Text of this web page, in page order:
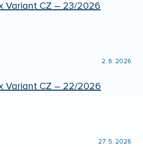
Variant CZ – 23/2026
2. 6. 2026
Variant CZ – 22/2026
27. 5. 2026